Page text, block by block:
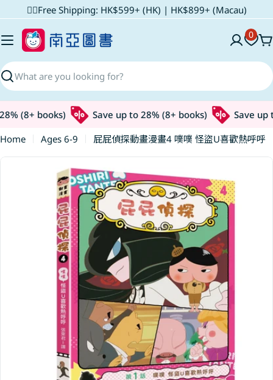
to
content
✌🏼Free Shipping: HK$599+ (HK) | HK$899+ (Macau)
Search
0
(8+ books) Save up to 28% (8+ books)
Save up
Home
Ages 6-9
屁屁偵探動畫漫畫4 噗噗 怪盜U喜歡熱呼呼
Skip
Open media 0 in modal